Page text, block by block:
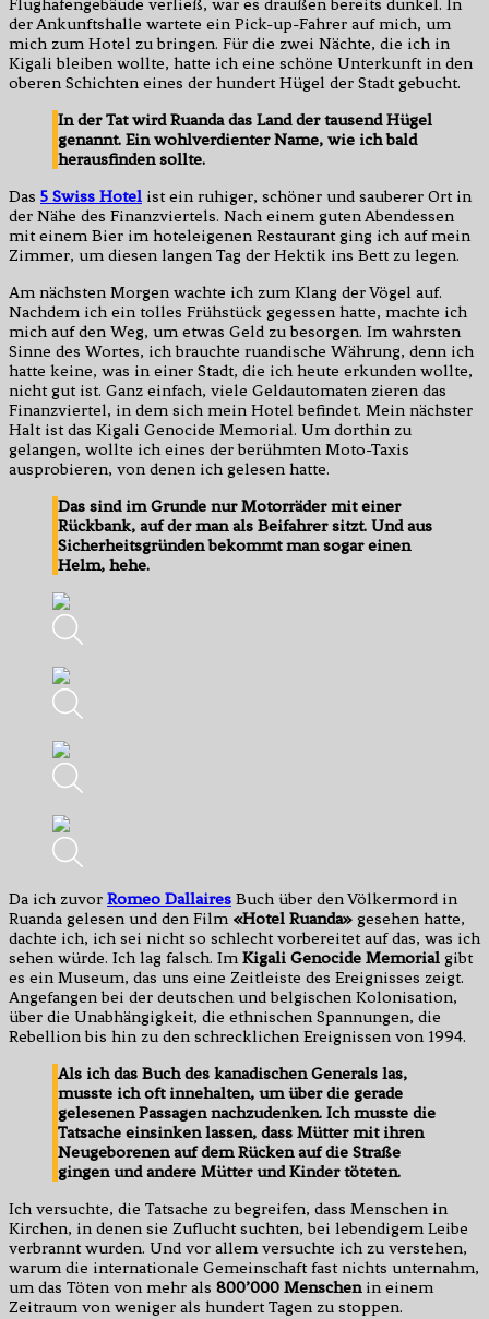
Flughafengebäude verließ, war es draußen bereits dunkel. In
der Ankunftshalle wartete ein Pick-up-Fahrer auf mich, um
mich zum Hotel zu bringen. Für die zwei Nächte, die ich in
Kigali bleiben wollte, hatte ich eine schöne Unterkunft in den
oberen Schichten eines der hundert Hügel der Stadt gebucht.
In der Tat wird Ruanda das Land der tausend Hügel
genannt. Ein wohlverdienter Name, wie ich bald
herausfinden sollte.
Das 5 Swiss Hotel ist ein ruhiger, schöner und sauberer Ort in
der Nähe des Finanzviertels. Nach einem guten Abendessen
mit einem Bier im hoteleigenen Restaurant ging ich auf mein
Zimmer, um diesen langen Tag der Hektik ins Bett zu legen.
Am nächsten Morgen wachte ich zum Klang der Vögel auf.
Nachdem ich ein tolles Frühstück gegessen hatte, machte ich
mich auf den Weg, um etwas Geld zu besorgen. Im wahrsten
Sinne des Wortes, ich brauchte ruandische Währung, denn ich
hatte keine, was in einer Stadt, die ich heute erkunden wollte,
nicht gut ist. Ganz einfach, viele Geldautomaten zieren das
Finanzviertel, in dem sich mein Hotel befindet. Mein nächster
Halt ist das Kigali Genocide Memorial. Um dorthin zu
gelangen, wollte ich eines der berühmten Moto-Taxis
ausprobieren, von denen ich gelesen hatte.
Das sind im Grunde nur Motorräder mit einer
Rückbank, auf der man als Beifahrer sitzt. Und aus
Sicherheitsgründen bekommt man sogar einen
Helm, hehe.
Da ich zuvor Romeo Dallaires Buch über den Völkermord in
Ruanda gelesen und den Film «Hotel Ruanda» gesehen hatte,
dachte ich, ich sei nicht so schlecht vorbereitet auf das, was ich
sehen würde. Ich lag falsch. ImKigali Genocide Memorial gibt
es ein Museum, das uns eine Zeitleiste des Ereignisses zeigt.
Angefangen bei der deutschen und belgischen Kolonisation,
über die Unabhängigkeit, die ethnischen Spannungen, die
Rebellion bis hin zu den schrecklichen Ereignissen von 1994.
Als ich das Buch des kanadischen Generals las,
musste ich oft innehalten, um über die gerade
gelesenen Passagen nachzudenken. Ich musste die
Tatsache einsinken lassen, dass Mütter mit ihren
Neugeborenen auf dem Rücken auf die Straße
gingen und andere Mütter und Kinder töteten.
Ich versuchte, die Tatsache zu begreifen, dass Menschen in
Kirchen, in denen sie Zuflucht suchten, bei lebendigem Leibe
verbrannt wurden. Und vor allem versuchte ich zu verstehen,
warum die internationale Gemeinschaft fast nichts unternahm,
um das Töten von mehr als 800’000 Menschenin einem
Zeitraum von weniger als hundert Tagen zu stoppen.